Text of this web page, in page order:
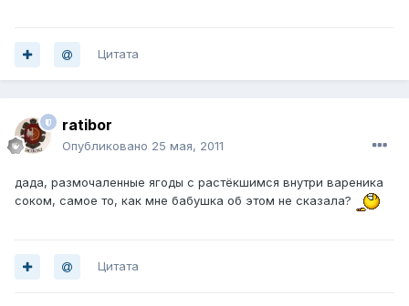
Цитата
ratibor
Опубликовано 25 мая, 2011
дада, размочаленные ягоды с растёкшимся внутри вареника
соком, самое то, как мне бабушка об этом не сказала?
Цитата